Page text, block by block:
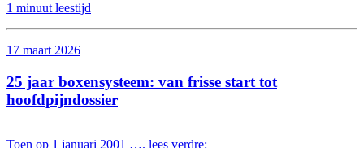
1 minuut leestijd
17 maart 2026
25 jaar boxensysteem: van frisse start tot
hoofdpijndossier
Toen op 1 januari 2001 …. lees verdre: